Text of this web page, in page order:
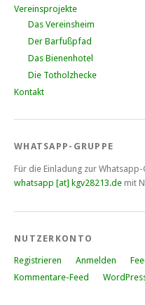
Vereinsprojekte
Das Vereinsheim
Der Barfußpfad
Das Bienenhotel
Die Totholzhecke
Kontakt
WHATSAPP-GRUPPE
Für die Einladung zur
whatsapp [at] kgv28213.de mit
NUTZERKONTO
Registrieren Anmelden
Kommentare-Feed